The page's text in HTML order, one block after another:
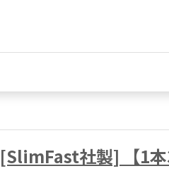
社製] 【1本